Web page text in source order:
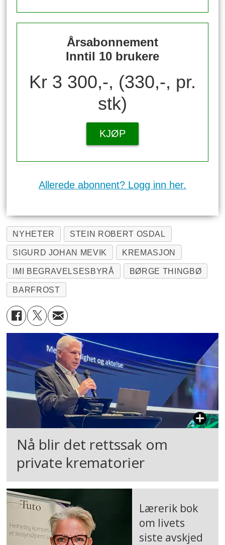
Årsabonnement
Inntil 10 brukere
Kr 3 300,-, (330,-, pr.
stk)
KJØP
Allerede abonnent? Logg inn her.
NYHETER STEIN ROBERT OSDAL
SIGURD JOHAN MEVIK KREMASJON
IMI BEGRAVELSESBYRÅ BØRGE THINGBØ
BARFROST
Nå blir det rettssak om
private krematorier
Lærerik bok
om livets
siste avskjed